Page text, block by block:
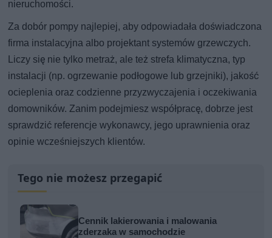
nieruchomości.
Za dobór pompy najlepiej, aby odpowiadała doświadczona
firma instalacyjna albo projektant systemów grzewczych.
Liczy się nie tylko metraż, ale też strefa klimatyczna, typ
instalacji (np. ogrzewanie podłogowe lub grzejniki), jakość
ocieplenia oraz codzienne przyzwyczajenia i oczekiwania
domowników. Zanim podejmiesz współpracę, dobrze jest
sprawdzić referencje wykonawcy, jego uprawnienia oraz
opinie wcześniejszych klientów.
Tego nie możesz przegapić
Cennik lakierowania i malowania
zderzaka w samochodzie